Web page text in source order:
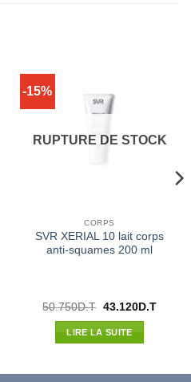
-15%
RUPTURE DE STOCK
CORPS
SVR XERIAL 10 lait corps
anti-squames 200 ml
50.750D.T Le
initial
était :
43.120D.TLe
LIRE LA SUITE